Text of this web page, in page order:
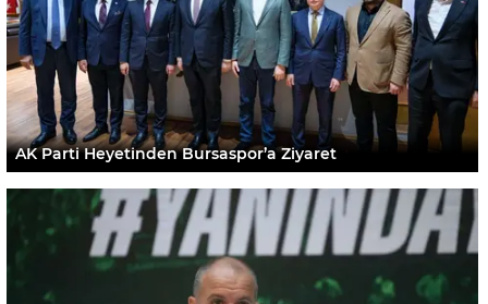
AK Parti Heyetinden Bursaspor’a Ziyaret